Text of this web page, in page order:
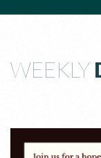
WEEKLY